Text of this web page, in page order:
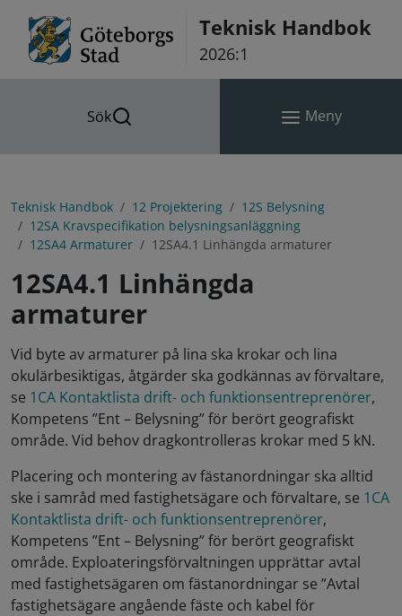
Teknisk Handbok
2026:1
Sök Meny
Teknisk Handbok 12 Projektering
12S Belysning
12SA Kravspecifikation belysningsanläggning
12SA4 Armaturer
12SA4.1 Linhängda armaturer
12SA4.1 Linhängda
armaturer
Vid byte av armaturer på lina ska krokar och lina
okulärbesiktigas, åtgärder ska godkännas av förvaltare,
se 1CA Kontaktlista drift- och funktionsentreprenörer,
Kompetens ”Ent – Belysning” för berört geografiskt
område. Vid behov dragkontrolleras krokar med 5 kN.
Placering och montering av fästanordningar ska alltid
ske i samråd med fastighetsägare och förvaltare, se 1CA
Kontaktlista drift- och funktionsentreprenörer,
Kompetens ”Ent – Belysning” för berört geografiskt
område. Exploateringsförvaltningen upprättar avtal
med fastighetsägaren om fästanordningar se ”Avtal
fastighetsägare angående fäste och kabel för